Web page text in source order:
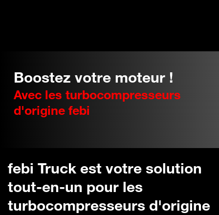
Boostez votre moteur !
Avec les turbocompresseurs
d'origine febi
febi Truck est votre solution
tout-en-un pour les
turbocompresseurs d'origine